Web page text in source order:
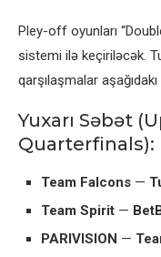
Pley-off oyunları
sistemi ilə keçiriləcək.
qarşılaşmalar
Yuxarı Səbət
Quarterfinals):
Team Falcons —
Team Spirit —
PARIVISION —